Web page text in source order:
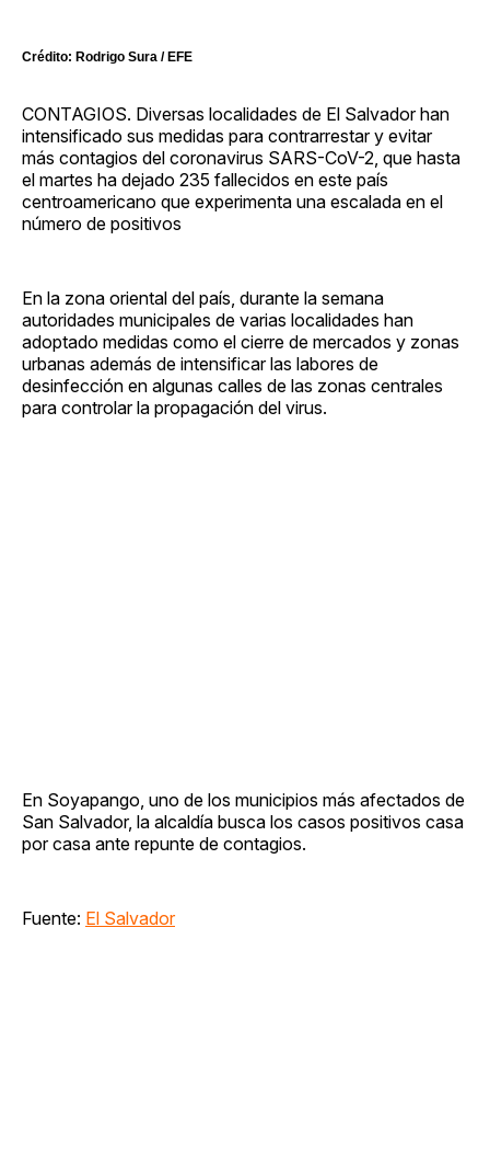
Crédito: Rodrigo Sura / EFE
CONTAGIOS. Diversas localidades de El Salvador han
intensificado sus medidas para contrarrestar y evitar
más contagios del coronavirus SARS-CoV-2, que hasta
el martes ha dejado 235 fallecidos en este país
centroamericano que experimenta una escalada en el
número de positivos
En la zona oriental del país, durante la semana
autoridades municipales de varias localidades han
adoptado medidas como el cierre de mercados y zonas
urbanas además de intensificar las labores de
desinfección en algunas calles de las zonas centrales
para controlar la propagación del virus.
En Soyapango, uno de los municipios más afectados de
San Salvador, la alcaldía busca los casos positivos casa
por casa ante repunte de contagios.
Fuente: El Salvador